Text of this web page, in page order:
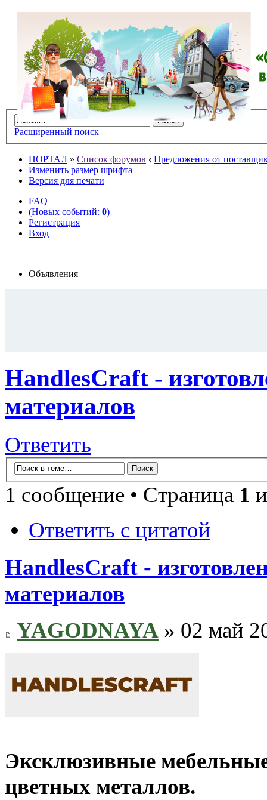
Расширенный поиск
ПОРТАЛ » Список форумов ‹ Предложения от
Изменить размер шрифта
Версия для печати
FAQ
(Новых событий: 0)
Регистрация
Вход
Объявления
HandlesCraft -
материалов
Ответить
1 сообщение • Страница 1
Ответить с цитатой
HandlesCraft -
материалов
YAGODNAYA » 02 май
Эксклюзивные
цветных металлов.